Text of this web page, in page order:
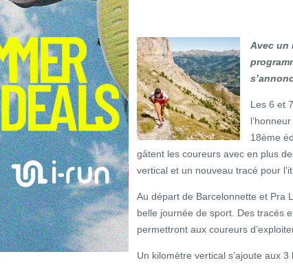
Avec un
Les 6 et
18ème
gâtent les coureurs avec en plus
vertical et un nouveau tracé pour
Au départ de Barcelonnette et Pra
belle journée de sport. Des tracés
permettront aux coureurs
Un kilomètre vertical s’ajoute aux